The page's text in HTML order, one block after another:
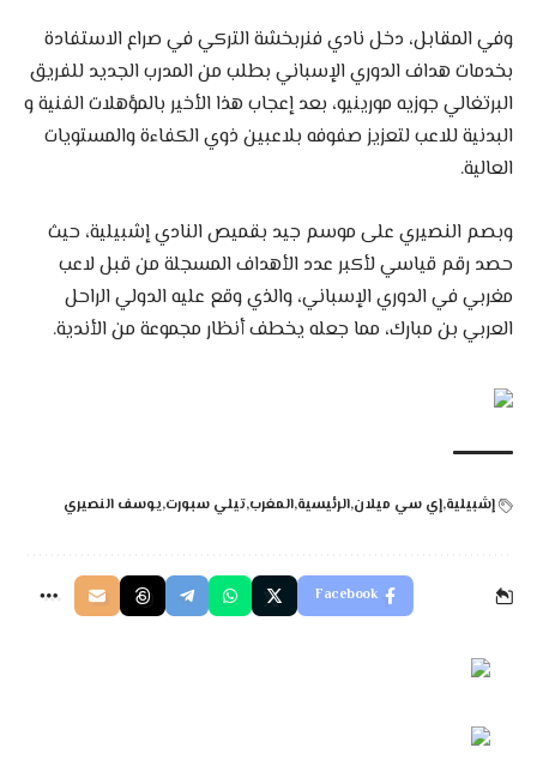
وفي المقابل، دخل نادي فنربخشة التركي في صراع الاستفادة
بخدمات هداف الدوري الإسباني بطلب من المدرب الجديد للفريق
البرتغالي جوزيه مورينيو، بعد إعجاب هذا الأخير بالمؤهلات الفنية و
البدنية للاعب لتعزيز صفوفه بلاعبين ذوي الكفاءة والمستويات
العالية.
وبصم النصيري على موسم جيد بقميص النادي إشبيلية، حيث
حصد رقم قياسي لأكبر عدد الأهداف المسجلة من قبل لاعب
مغربي في الدوري الإسباني، والذي وقع عليه الدولي الراحل
العربي بن مبارك، مما جعله يخطف أنظار مجموعة من الأندية.
إشبيليةإي سي ميلانالرئيسيةالمغربتيلي سبورتيوسف النصيري
Facebook